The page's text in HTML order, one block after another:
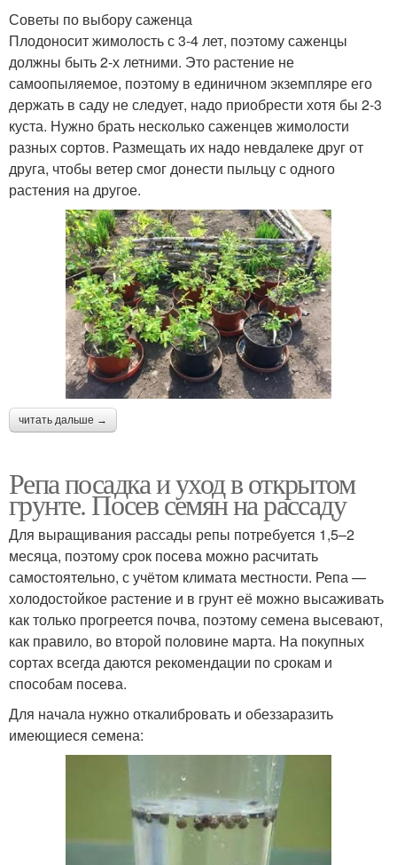
Советы по выбору саженца
Плодоносит жимолость с 3-4 лет, поэтому саженцы
должны быть 2-х летними. Это растение не
самоопыляемое, поэтому в единичном экземпляре его
держать в саду не следует, надо приобрести хотя бы 2-3
куста. Нужно брать несколько саженцев жимолости
разных сортов. Размещать их надо невдалеке друг от
друга, чтобы ветер смог донести пыльцу с одного
растения на другое.
читать дальше →
Репа посадка и уход в открытом
грунте. Посев семян на рассаду
Для выращивания рассады репы потребуется 1,5–2
месяца, поэтому срок посева можно расчитать
самостоятельно, с учётом климата местности. Репа —
холодостойкое растение и в грунт её можно высаживать
как только прогреется почва, поэтому семена высевают,
как правило, во второй половине марта. На покупных
сортах всегда даются рекомендации по срокам и
способам посева.
Для начала нужно откалибровать и обеззаразить
имеющиеся семена: